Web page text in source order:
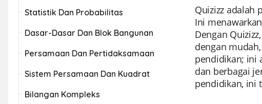
Statistik Dan Probabilitas
Dasar-Dasar Dan Blok Bangunan
Persamaan Dan Pertidaksamaan
Sistem Persamaan Dan Kuadrat
Bilangan Kompleks
Quizizz adalah
Ini
Dengan
dengan
pendidikan; ini
dan berbagai
pendidikan, ini